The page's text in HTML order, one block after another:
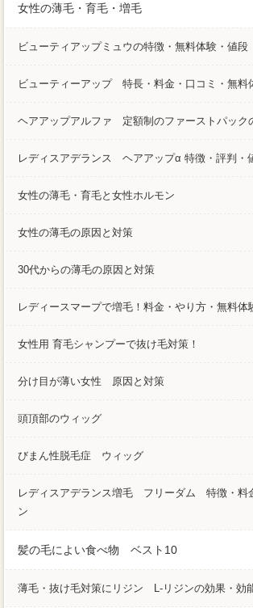
女性の薄毛・育毛・増毛
ビューティアップミュウの特徴・無料体験・値段
ビューティーアップ 特長・料金・口コミ・無料
ヘアアップアルファ 定額制のファーストパック
レディスアデランス ヘアアップα 特徴・評判・
女性の薄毛・育毛と女性ホルモン
女性の薄毛の原因と対策
30代からの薄毛の原因と対策
レディースマープで増毛！料金・やり方・無料体
女性用 育毛シャンプーで抜け毛対策！
分け目が薄い女性 原因と対策
頭頂部のウィッグ
びまん性脱毛症 ウィッグ
レディスアデランス増毛 フリーダム 特徴・料
ン
髪の毛によい食べ物 ベスト10
薄毛・抜け毛対策にリジン L-リジンの効果・効